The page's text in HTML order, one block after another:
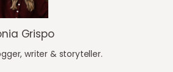
Grispo
writer & storyteller.